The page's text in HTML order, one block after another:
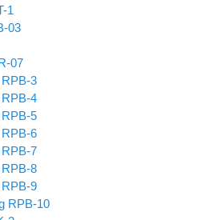
1
03
07
3
4
5
6
7
8
9
RPB-10